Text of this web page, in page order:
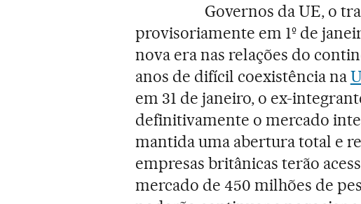
Governos da UE, o
provisoriamente em 1º de
nova era nas relações do
anos de difícil coexistência na
em 31 de janeiro, o ex-
definitivamente o mercado
mantida uma abertura total e
empresas britânicas terão
mercado de 450 milhões de